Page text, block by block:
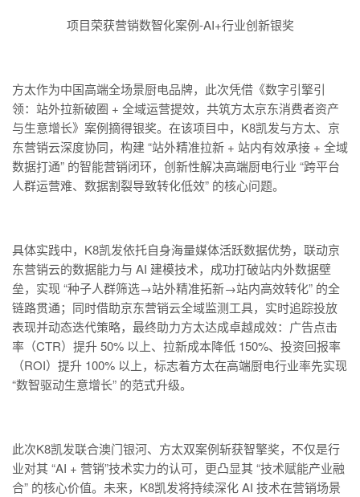
项目荣获营销数智化案例-AI+行业创新银奖
方太作为中国高端全场景厨电品牌，此次凭借《数字引擎引
领：站外拉新破圈 + 全域运营提效，共筑方太京东消费者资产
与生意增长》案例摘得银奖。在该项目中，K8凯发与方太、京
东营销云深度协同，构建 “站外精准拉新 + 站内有效承接 + 全域
数据打通” 的智能营销闭环，创新性解决高端厨电行业 “跨平台
人群运营难、数据割裂导致转化低效” 的核心问题。
具体实践中，K8凯发依托自身海量媒体活跃数据优势，联动京
东营销云的数据能力与 AI 建模技术，成功打破站内外数据壁
垒，实现 “种子人群筛选→站外精准拓新→站内高效转化” 的全
链路贯通；同时借助京东营销云全域监测工具，实时追踪投放
表现并动态迭代策略，最终助力方太达成卓越成效：广告点击
率（CTR）提升 50% 以上、拉新成本降低 150%、投资回报率
（ROI）提升 100% 以上，标志着方太在高端厨电行业率先实现
“数智驱动生意增长” 的范式升级。
此次K8凯发联合澳门银河、方太双案例斩获智擎奖，不仅是行
业对其 “AI + 营销”技术实力的认可，更凸显其 “技术赋能产业融
合” 的核心价值。未来，K8凯发将持续深化 AI 技术在营销场景